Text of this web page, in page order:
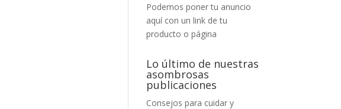
Podemos poner tu anuncio
aquí con un link de tu
producto o página
Lo último de nuestras
asombrosas
publicaciones
Consejos para cuidar y